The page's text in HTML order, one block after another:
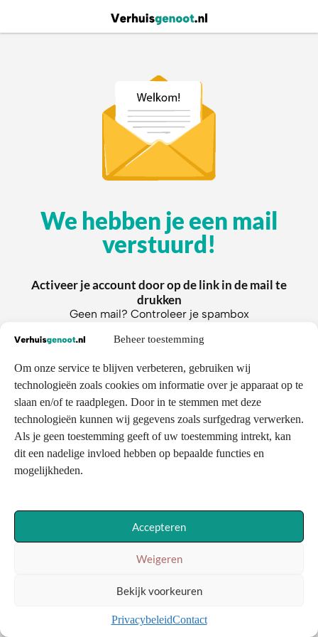
Beheer toestemming
Om onze service te blijven verbeteren, gebruiken wij
technologieën zoals cookies om informatie over je apparaat op te
slaan en/of te raadplegen. Door in te stemmen met deze
technologieën kunnen wij gegevens zoals surfgedrag verwerken.
Als je geen toestemming geeft of uw toestemming intrekt, kan
dit een nadelige invloed hebben op bepaalde functies en
mogelijkheden.
Accepteren
Weigeren
Bekijk voorkeuren
PrivacybeleidContact
We hebben je een mail
verstuurd!
Activeer je account door op de link in de mail te
drukken
Geen mail? Controleer je spambox